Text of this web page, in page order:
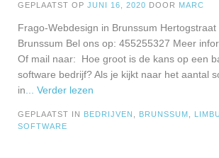
GEPLAATST OP JUNI 16, 2020 DOOR MARC
Frago-Webdesign in Brunssum Hertogstraat
Brunssum Bel ons op: 455255327 Meer
Of mail naar: Hoe groot is de kans op een
software bedrijf? Als je kijkt naar het aantal
in... Verder lezen
GEPLAATST IN BEDRIJVEN BRUNSSUM
SOFTWARE